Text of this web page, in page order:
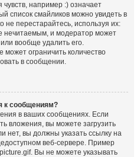
например :) означает
список смайликов можно увидеть в
перестарайтесь, используя их:
нечитаемым, и модератор может
вообще удалить его.
ограничить количество
в сообщении.
к сообщениям?
в ваших сообщениях. Если
вложения, вы можете загрузить
нет, вы должны указать ссылку на
веб-сервере. Пример
Вы не можете указывать